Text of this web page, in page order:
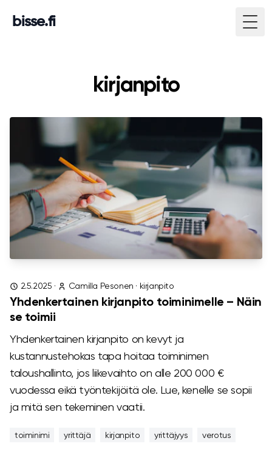
bisse.fi
kirjanpito
2.5.2025 · Camilla Pesonen · kirjanpito
Yhdenkertainen kirjanpito toiminimelle – Näin
se toimii
Yhdenkertainen kirjanpito on kevyt ja
kustannustehokas tapa hoitaa toiminimen
taloushallinto, jos liikevaihto on alle 200 000 €
vuodessa eikä työntekijöitä ole. Lue, kenelle se sopii
ja mitä sen tekeminen vaatii.
toiminimi yrittäjä kirjanpito yrittäjyys verotus